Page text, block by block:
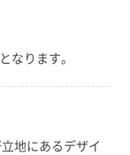
なります。
地にあるデザイ